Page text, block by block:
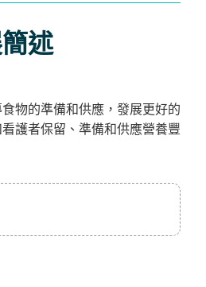
述
物的準備和供應，發展更好的
護者保留、準備和供應營養豐